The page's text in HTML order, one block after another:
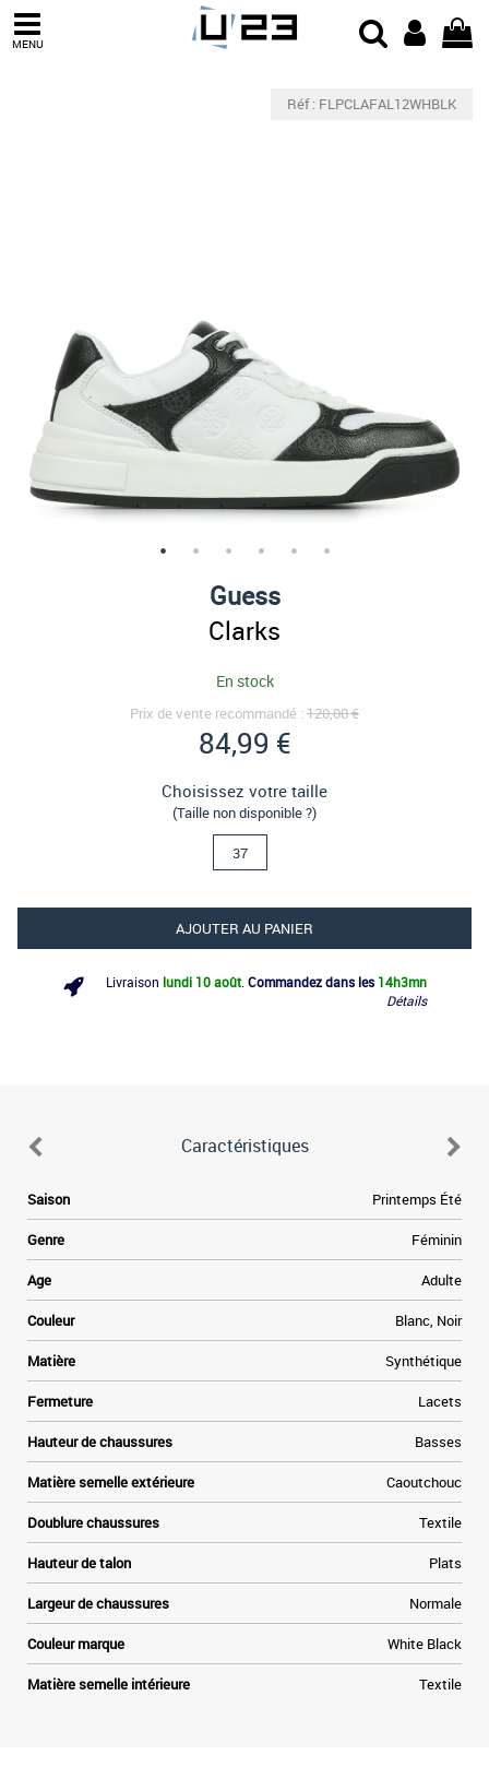
MENU
Réf : FLPCLAFAL12WHBLK
Guess
Clarks
En stock
Prix de vente recommandé : 120,00 €
84,99 €
Choisissez votre taille
(Taille non disponible ?)
37
AJOUTER AU PANIER
Livraison lundi 10 août. Commandez dans les 14h3mn
Détails
Caractéristiques
Saison Printemps Été
Genre Féminin
Age Adulte
Couleur Blanc, Noir
Matière Synthétique
Fermeture Lacets
Hauteur de chaussures Basses
Matière semelle extérieure Caoutchouc
Doublure chaussures Textile
Hauteur de talon Plats
Largeur de chaussures Normale
Couleur marque White Black
Matière semelle intérieure Textile